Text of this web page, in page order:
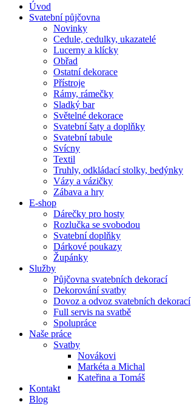
Úvod
Svatební půjčovna
Novinky
Cedule, cedulky, ukazatelé
Lucerny a klícky
Obřad
Ostatní dekorace
Přístroje
Rámy, rámečky
Sladký bar
Světelné dekorace
Svatební šaty a doplňky
Svatební tabule
Svícny
Textil
Truhly, odkládací stolky, bedýnky
Vázy a vázičky
Zábava a hry
E-shop
Dárečky pro hosty
Rozlučka se svobodou
Svatební doplňky
Dárkové poukazy
Župánky
Služby
Půjčovna svatebních dekorací
Dekorování svatby
Dovoz a odvoz svatebních dekorací
Full servis na svatbě
Spolupráce
Naše práce
Svatby
Novákovi
Markéta a Michal
Kateřina a Tomáš
Kontakt
Blog